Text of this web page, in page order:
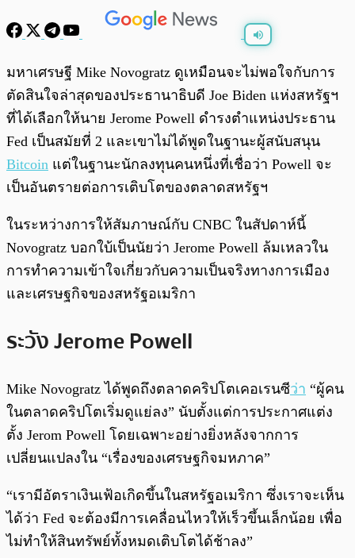
พร้อมเล่น 0:00 /0:00
มหาเศรษฐี Mike Novogratz ดูเหมือนจะไม่พอใจกับการ
ตัดสินใจล่าสุดของประธานาธิบดี Joe Biden แห่งสหรัฐฯ
ที่ได้เลือกให้นาย Jerome Powell ดำรงตำแหน่งประธาน
Fed เป็นสมัยที่ 2 และเขาไม่ได้พูดในฐานะผู้สนับสนุน
Bitcoin แต่ในฐานะนักลงทุนคนหนึ่งที่เชื่อว่า Powell จะ
เป็นอันตรายต่อการเติบโตของตลาดสหรัฐฯ
ในระหว่างการให้สัมภาษณ์กับ CNBC ในสัปดาห์นี้
Novogratz บอกใบ้เป็นนัยว่า Jerome Powell ล้มเหลวใน
การทำความเข้าใจเกี่ยวกับความเป็นจริงทางการเมือง
และเศรษฐกิจของสหรัฐอเมริกา
ระวัง Jerome Powell
Mike Novogratz ได้พูดถึงตลาดคริปโตเคอเรนซีว่า “ผู้คน
ในตลาดคริปโตเริ่มดูแย่ลง” นับตั้งแต่การประกาศแต่ง
ตั้ง Jerom Powell โดยเฉพาะอย่างยิ่งหลังจากการ
เปลี่ยนแปลงใน “เรื่องของเศรษฐกิจมหภาค”
“เรามีอัตราเงินเฟ้อเกิดขึ้นในสหรัฐอเมริกา ซึ่งเราจะเห็น
ได้ว่า Fed จะต้องมีการเคลื่อนไหวให้เร็วขึ้นเล็กน้อย เพื่อ
ไม่ทำให้สินทรัพย์ทั้งหมดเติบโตได้ช้าลง”